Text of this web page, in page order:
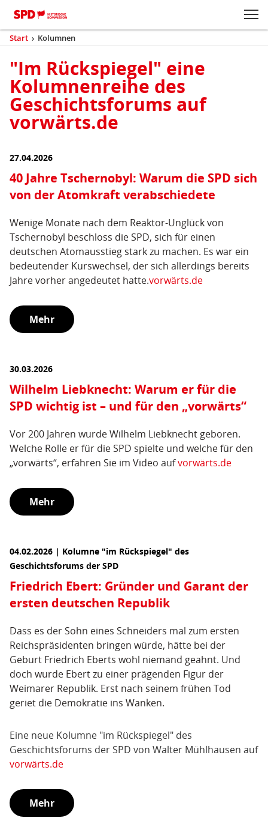
Kopfbereich
Sprungmarken-
Navigation
Hauptnavigation
Sie
hier
Start › Kolumnen
Inhaltsbereich
Kolumnen
"Im Rückspiegel" eine
Kolumnenreihe des
Geschichtsforums auf
vorwärts.de
27.04.2026
40 Jahre Tschernobyl: Warum die SPD sich
von der Atomkraft verabschiedete
Wenige Monate nach dem Reaktor-Unglück von
Tschernobyl beschloss die SPD, sich für einen
deutschen Atomausstieg stark zu machen. Es war ein
bedeutender Kurswechsel, der sich allerdings bereits
Jahre vorher angedeutet hatte.vorwärts.de
Mehr
30.03.2026
Wilhelm Liebknecht: Warum er für die
SPD wichtig ist – und für den „vorwärts“
Vor 200 Jahren wurde Wilhelm Liebknecht geboren.
Welche Rolle er für die SPD spielte und welche für den
„vorwärts“, erfahren Sie im Video aufvorwärts.de
Mehr
04.02.2026 | Kolumne "im Rückspiegel" des
Geschichtsforums der SPD
Friedrich Ebert: Gründer und Garant der
ersten deutschen Republik
Dass es der Sohn eines Schneiders mal zum ersten
Reichspräsidenten bringen würde, hätte bei der
Geburt Friedrich Eberts wohl niemand geahnt. Und
doch wurde Ebert zu einer prägenden Figur der
Weimarer Republik. Erst nach seinem frühen Tod
geriet die Demokratie ins Wanken.
Eine neue Kolumne "im Rückspiegel" des
Geschichtsforums der SPD von Walter Mühlhausen auf
vorwärts.de
Mehr